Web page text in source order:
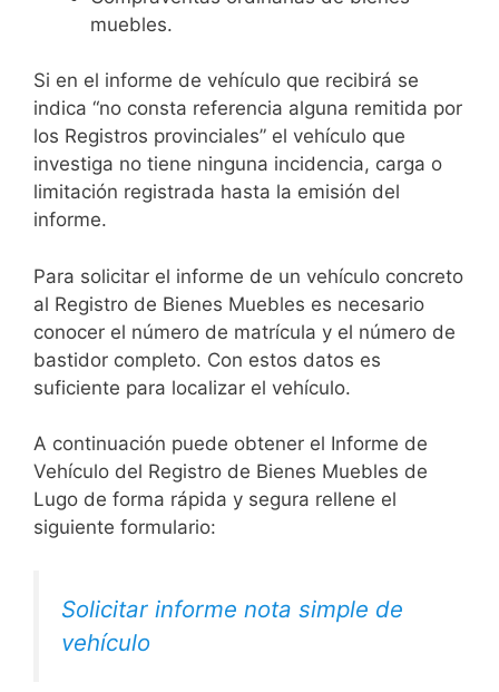
muebles.
Si en el informe de vehículo que recibirá se
indica “no consta referencia alguna remitida por
los Registros provinciales” el vehículo que
investiga no tiene ninguna incidencia, carga o
limitación registrada hasta la emisión del
informe.
Para solicitar el informe de un vehículo concreto
al Registro de Bienes Muebles es necesario
conocer el número de matrícula y el número de
bastidor completo. Con estos datos es
suficiente para localizar el vehículo.
A continuación puede obtener el Informe de
Vehículo del Registro de Bienes Muebles de
Lugo de forma rápida y segura rellene el
siguiente formulario:
Solicitar informe nota simple de
vehículo